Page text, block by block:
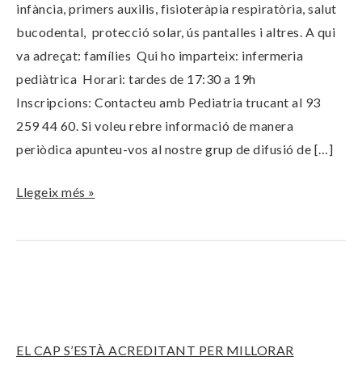
infància, primers auxilis, fisioteràpia respiratòria, salut
bucodental, protecció solar, ús pantalles i altres. A qui
va adreçat: famílies Qui ho imparteix: infermeria
pediàtrica Horari: tardes de 17:30 a 19h
Inscripcions: Contacteu amb Pediatria trucant al 93
259 44 60. Si voleu rebre informació de manera
periòdica apunteu-vos al nostre grup de difusió de […]
Llegeix més »
EL CAP S’ESTÀ ACREDITANT PER MILLORAR
ACREDITANT